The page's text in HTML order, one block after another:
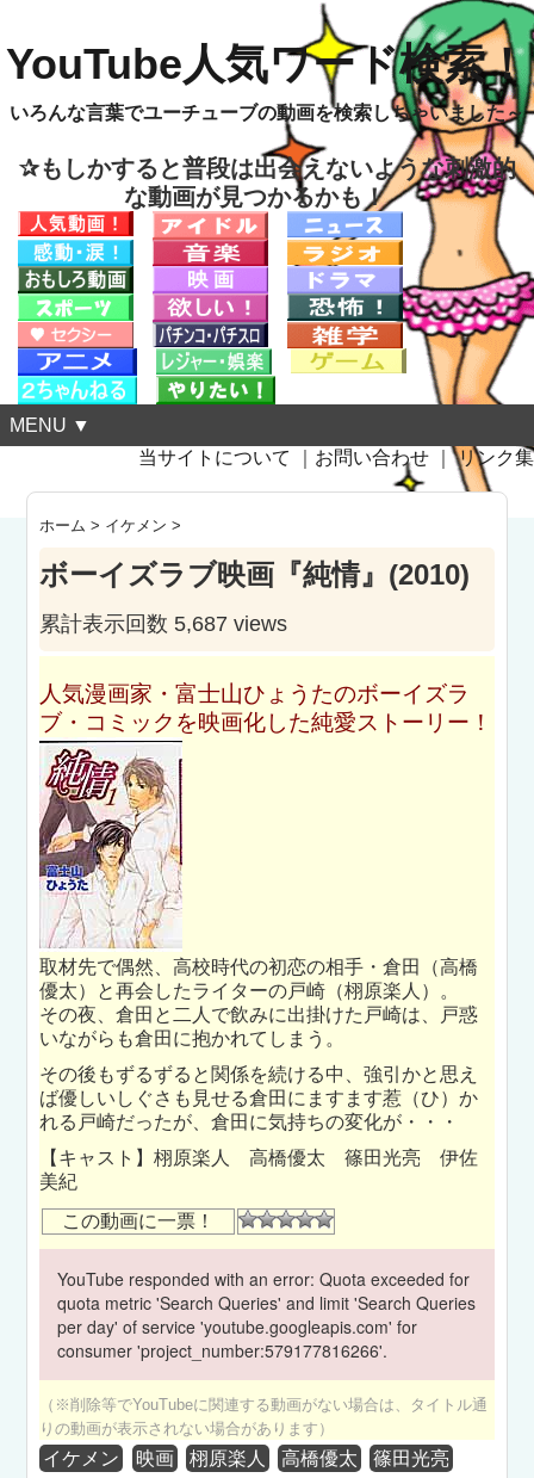
YouTube人気ワード検索！
いろんな言葉でユーチューブの動画を検索しちゃいました～
✰もしかすると普段は出会えないような刺激的
な動画が見つかるかも！
MENU ▼
当サイトについて
お問い合わせ ｜リンク集
ホーム > イケメン >
ボーイズラブ映画『純情』(2010)
累計表示回数 5,687 views
人気漫画家・富士山ひょうたのボーイズラ
ブ・コミックを映画化した純愛ストーリー！
取材先で偶然、高校時代の初恋の相手・倉田（高橋
優太）と再会したライターの戸崎（栩原楽人）。
その夜、倉田と二人で飲みに出掛けた戸崎は、戸惑
いながらも倉田に抱かれてしまう。
その後もずるずると関係を続ける中、強引かと思え
ば優しいしぐさも見せる倉田にますます惹（ひ）か
れる戸崎だったが、倉田に気持ちの変化が・・・
【キャスト】栩原楽人 高橋優太 篠田光亮 伊佐
美紀
この動画に一票！
YouTube responded with an error: Quota exceeded for
quota metric 'Search Queries' and limit 'Search Queries
per day' of service 'youtube.googleapis.com' for
consumer 'project_number:579177816266'.
（※削除等でYouTubeに関連する動画がない場合は、タイトル通
りの動画が表示されない場合があります）
イケメン 映画 栩原楽人 高橋優太
篠田光亮